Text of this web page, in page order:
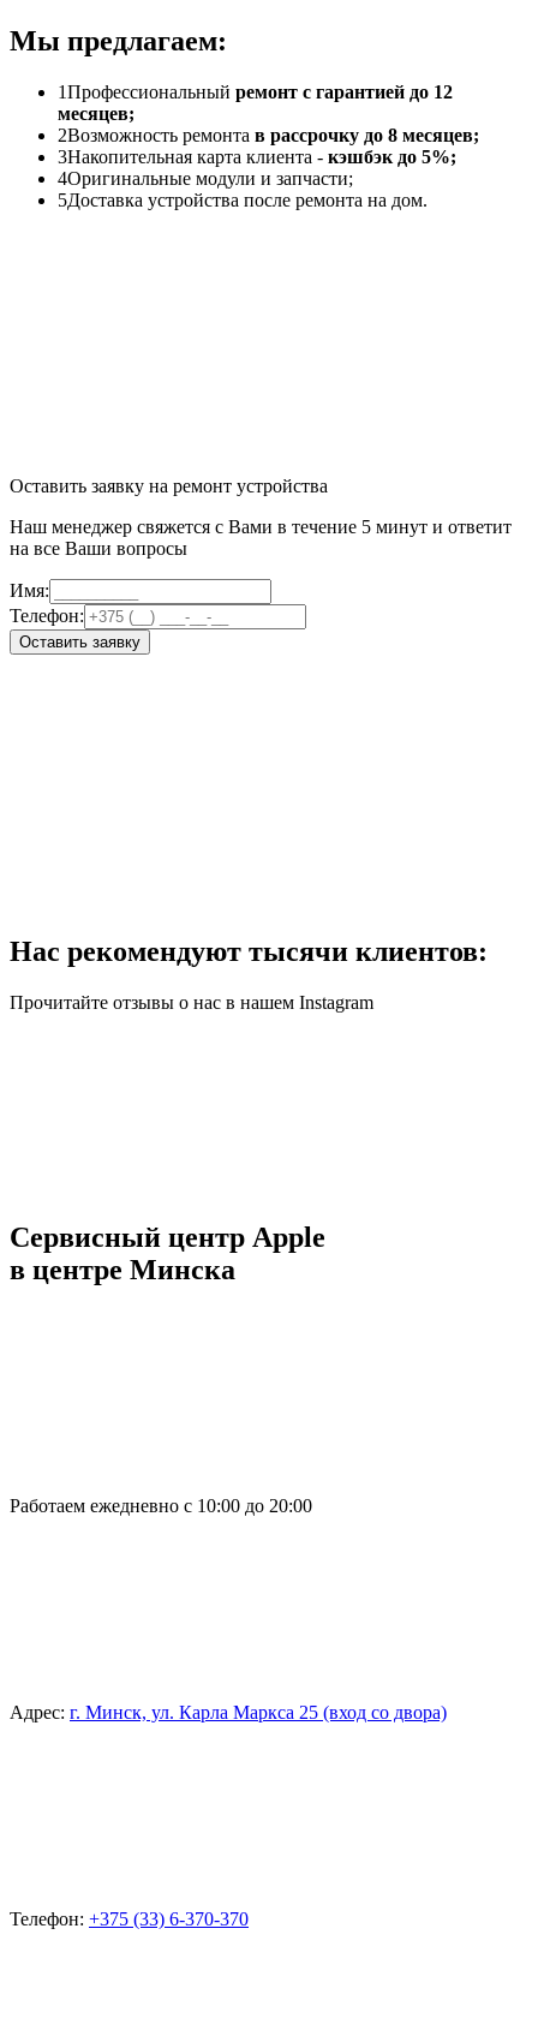
Мы предлагаем:
1Профессиональный ремонт с гарантией до 12
месяцев;
2Возможность ремонта в рассрочку до 8 месяцев;
3Накопительная карта клиента - кэшбэк до 5%;
4Оригинальные модули и запчасти;
5Доставка устройства после ремонта на дом.
Оставить заявку на ремонт устройства
Наш менеджер свяжется с Вами в течение 5 минут и ответит
на все Ваши вопросы
Имя:
Телефон:
Оставить заявку
Нас рекомендуют тысячи клиентов:
Прочитайте отзывы о нас в нашем Instagram
Сервисный центр Apple
в центре Минска
Работаем ежедневно с 10:00 до 20:00
Адрес: г. Минск, ул. Карла Маркса 25 (вход со двора)
Телефон: +375 (33) 6-370-370